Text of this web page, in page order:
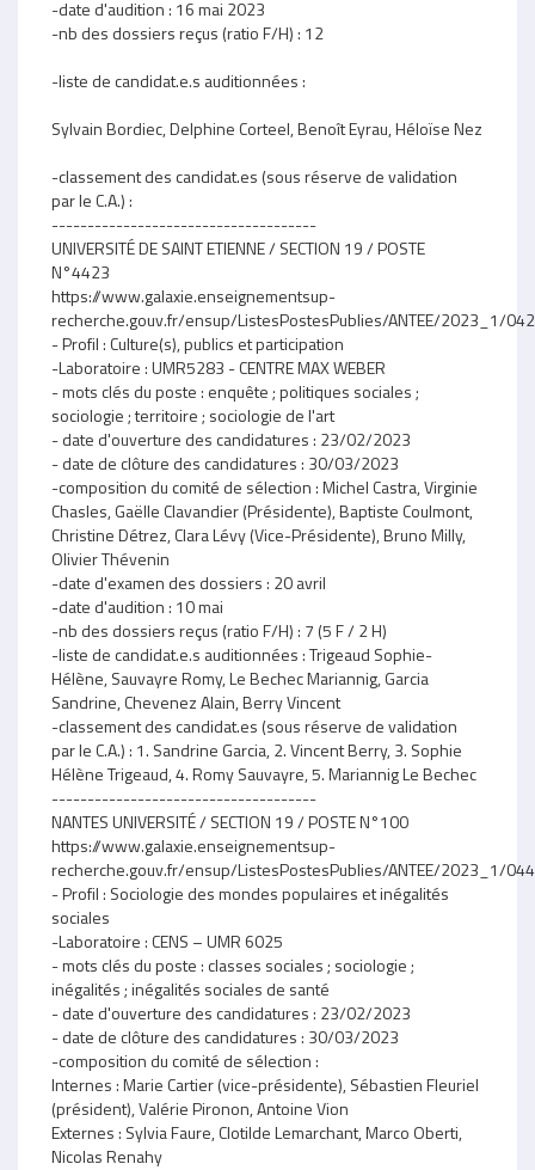
-date d'audition : 16 mai 2023
-nb des dossiers reçus (ratio F/H) : 12
-liste de candidat.e.s auditionnées :
Sylvain Bordiec, Delphine Corteel, Benoît Eyrau, Héloïse Nez
-classement des candidat.es (sous réserve de validation
par le C.A.) :
-------------------------------------
UNIVERSITÉ DE SAINT ETIENNE / SECTION 19 / POSTE
N°4423
https://www.galaxie.enseignementsup-
recherche.gouv.fr/ensup/ListesPostesPublies/ANTEE/2023_1/
- Profil : Culture(s), publics et participation
-Laboratoire : UMR5283 - CENTRE MAX WEBER
- mots clés du poste : enquête ; politiques sociales ;
sociologie ; territoire ; sociologie de l'art
- date d'ouverture des candidatures : 23/02/2023
- date de clôture des candidatures : 30/03/2023
-composition du comité de sélection : Michel Castra, Virginie
Chasles, Gaëlle Clavandier (Présidente), Baptiste Coulmont,
Christine Détrez, Clara Lévy (Vice-Présidente), Bruno Milly,
Olivier Thévenin
-date d'examen des dossiers : 20 avril
-date d'audition : 10 mai
-nb des dossiers reçus (ratio F/H) : 7 (5 F / 2 H)
-liste de candidat.e.s auditionnées : Trigeaud Sophie-
Hélène, Sauvayre Romy, Le Bechec Mariannig, Garcia
Sandrine, Chevenez Alain, Berry Vincent
-classement des candidat.es (sous réserve de validation
par le C.A.) : 1. Sandrine Garcia, 2. Vincent Berry, 3. Sophie
Hélène Trigeaud, 4. Romy Sauvayre, 5. Mariannig Le Bechec
-------------------------------------
NANTES UNIVERSITÉ / SECTION 19 / POSTE N°100
https://www.galaxie.enseignementsup-
recherche.gouv.fr/ensup/ListesPostesPublies/ANTEE/2023_1/
- Profil : Sociologie des mondes populaires et inégalités
sociales
-Laboratoire : CENS – UMR 6025
- mots clés du poste : classes sociales ; sociologie ;
inégalités ; inégalités sociales de santé
- date d'ouverture des candidatures : 23/02/2023
- date de clôture des candidatures : 30/03/2023
-composition du comité de sélection :
Internes : Marie Cartier (vice-présidente), Sébastien Fleuriel
(président), Valérie Pironon, Antoine Vion
Externes : Sylvia Faure, Clotilde Lemarchant, Marco Oberti,
Nicolas Renahy